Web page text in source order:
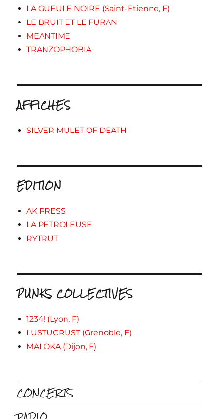
LA GUEULE NOIRE (Saint-Etienne, F)
LE BRUIT ET LE FURAN
MEANTIME
TRANZOPHOBIA
AFFICHES
SILVER MULET OF DEATH
EDITION
AK PRESS
LA PETROLEUSE
RYTRUT
PUNKS COLLECTIVES
1234! (Lyon, F)
LUSTUCRUST (Grenoble, F)
MALOKA (Dijon, F)
CONCERTS